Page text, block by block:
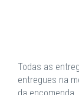
Todas as
entregues na